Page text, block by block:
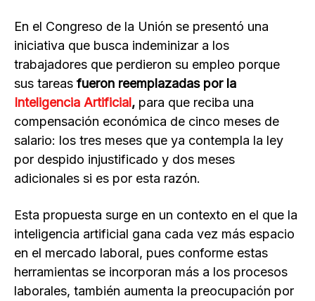
En el Congreso de la Unión se presentó una
iniciativa que busca indeminizar a los
trabajadores que perdieron su empleo porque
sus tareas fueron reemplazadas por la
Inteligencia Artificial, para que reciba una
compensación económica de cinco meses de
salario: los tres meses que ya contempla la ley
por despido injustificado y dos meses
adicionales si es por esta razón.
Esta propuesta surge en un contexto en el que la
inteligencia artificial gana cada vez más espacio
en el mercado laboral, pues conforme estas
herramientas se incorporan más a los procesos
laborales, también aumenta la preocupación por